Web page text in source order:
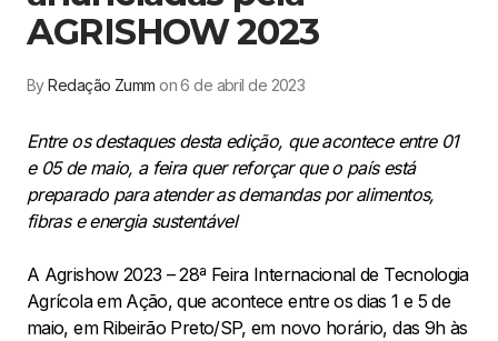
AGRISHOW 2023
ByRedação Zumm on 6 de abril de 2023
Entre os destaques desta edição, que acontece entre 01
e 05 de maio, a feira quer reforçar que o país está
preparado para atender as demandas por alimentos,
fibras e energia sustentável
A Agrishow 2023 – 28ª Feira Internacional de Tecnologia
Agrícola em Ação, que acontece entre os dias 1 e 5 de
maio, em Ribeirão Preto/SP, em novo horário, das 9h às